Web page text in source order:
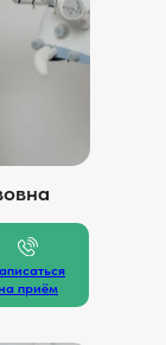
на приём